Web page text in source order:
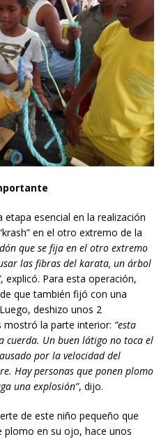
etapa esencial en la realización
en el otro extremo de la
que se fija en el otro extremo
las fibras del karata, un árbol
, explicó. Para esta operación,
que también fijó con una
deshizo unos 2
mostró la parte interior: “esta
cuerda. Un buen látigo no toca el
por la velocidad del
Hay personas que ponen plomo
una explosión”, dijo.
de este niño pequeño que
plomo en su ojo, hace unos